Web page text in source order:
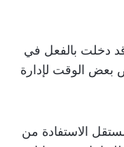
دخلت بالفعل في
بعض الوقت لإدارة
الاستفادة من